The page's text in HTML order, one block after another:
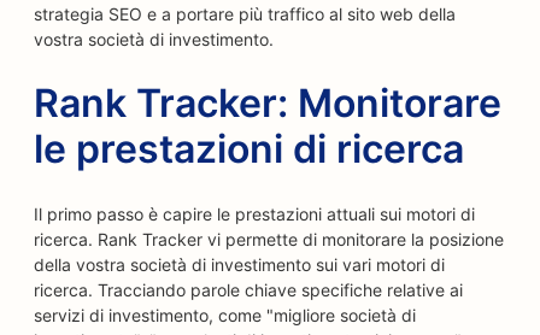
strategia SEO e a portare più traffico al sito web della
vostra società di investimento.
Rank Tracker: Monitorare
le prestazioni di ricerca
Il primo passo è capire le prestazioni attuali sui motori di
ricerca. Rank Tracker vi permette di monitorare la posizione
della vostra società di investimento sui vari motori di
ricerca. Tracciando parole chiave specifiche relative ai
servizi di investimento, come "migliore società di